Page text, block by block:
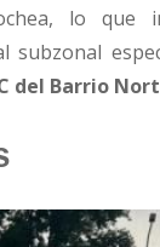
lo que
subzonal
del Barrio